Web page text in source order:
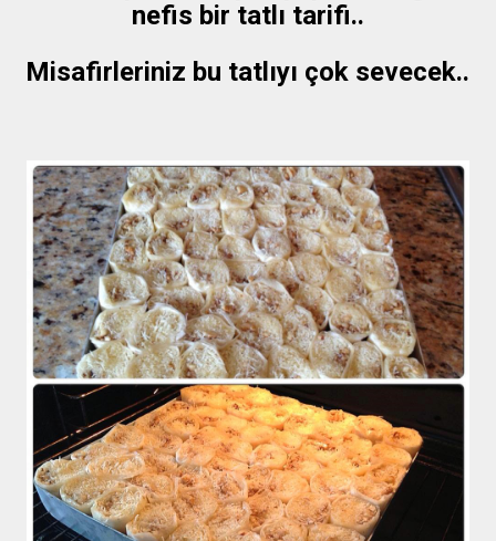
nefis bir tatlı tarifi..
Misafirleriniz bu tatlıyı çok sevecek..